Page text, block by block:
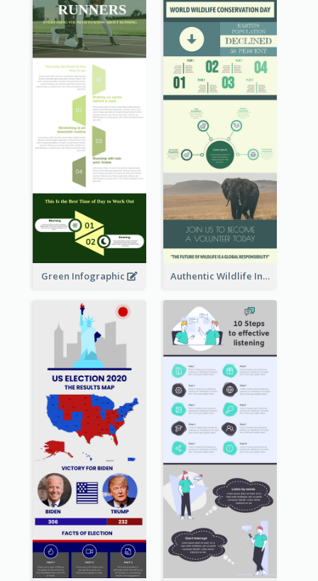
Green Infographic Authentic Wildlife Information Infographic Poster Design